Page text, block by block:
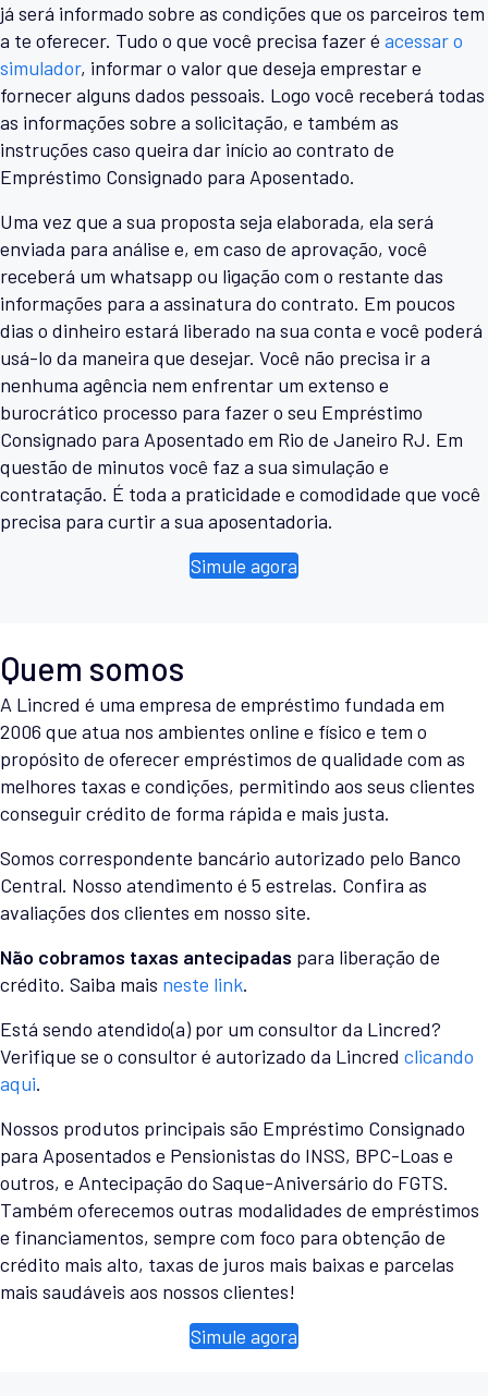
já será informado sobre as condições que os parceiros tem
a te oferecer. Tudo o que você precisa fazer é acessar o
simulador, informar o valor que deseja emprestar e
fornecer alguns dados pessoais. Logo você receberá todas
as informações sobre a solicitação, e também as
instruções caso queira dar início ao contrato de
Empréstimo Consignado para Aposentado.
Uma vez que a sua proposta seja elaborada, ela será
enviada para análise e, em caso de aprovação, você
receberá um whatsapp ou ligação com o restante das
informações para a assinatura do contrato. Em poucos
dias o dinheiro estará liberado na sua conta e você poderá
usá-lo da maneira que desejar. Você não precisa ir a
nenhuma agência nem enfrentar um extenso e
burocrático processo para fazer o seu Empréstimo
Consignado para Aposentado em Rio de Janeiro RJ. Em
questão de minutos você faz a sua simulação e
contratação. É toda a praticidade e comodidade que você
precisa para curtir a sua aposentadoria.
Simule agora
Quem somos
A Lincred é uma empresa de empréstimo fundada em
2006 que atua nos ambientes online e físico e tem o
propósito de oferecer empréstimos de qualidade com as
melhores taxas e condições, permitindo aos seus clientes
conseguir crédito de forma rápida e mais justa.
Somos correspondente bancário autorizado pelo Banco
Central. Nosso atendimento é 5 estrelas. Confira as
avaliações dos clientes em nosso site.
Não cobramos taxas antecipadas para liberação de
crédito. Saiba mais neste link.
Está sendo atendido(a) por um consultor da Lincred?
Verifique se o consultor é autorizado da Lincred clicando
aqui.
Nossos produtos principais são Empréstimo Consignado
para Aposentados e Pensionistas do INSS, BPC-Loas e
outros, e Antecipação do Saque-Aniversário do FGTS.
Também oferecemos outras modalidades de empréstimos
e financiamentos, sempre com foco para obtenção de
crédito mais alto, taxas de juros mais baixas e parcelas
mais saudáveis aos nossos clientes!
Simule agora